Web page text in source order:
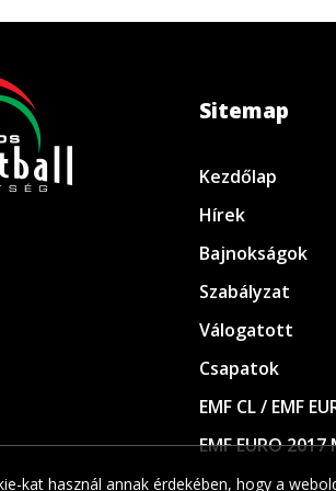
Sitemap
Kezdőlap
Hírek
Bajnokságok
Szabályzat
Válogatott
Csapatok
EMF CL / EMF
EMF EURO
kat használ annak érdekében, hogy a